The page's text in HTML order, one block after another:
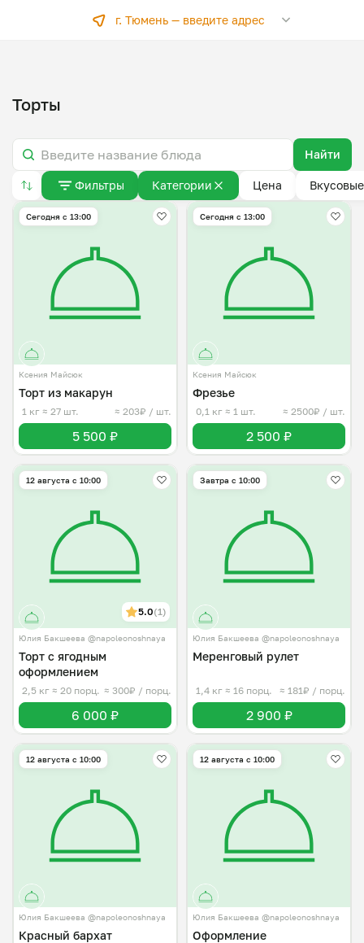
г. Тюмень — введите адрес
Торты
Найти
Фильтры Категории Цена
Сегодня с 13:00
Ксения Майсюк
Торт из макарун
1 кг ≈ 27 шт. ≈ 203₽ / шт.
5 500 ₽
Сегодня с 13:00
Ксения Майсюк
Фрезье
0,1 кг ≈ 1 шт. ≈ 2500₽ / шт.
2 500 ₽
12 августа с 10:00
5.0(1)
Юлия Бакшеева @napoleonoshnaya
Торт с ягодным
оформлением
2,5 кг ≈ 20 порц. ≈ 300₽ / порц.
6 000 ₽
Завтра c 10:00
Юлия Бакшеева @napoleonoshnaya
Меренговый рулет
1,4 кг ≈ 16 порц. ≈ 181₽ / порц.
2 900 ₽
12 августа с 10:00
Юлия Бакшеева @napoleonoshnaya
Красный бархат
12 августа с 10:00
Юлия Бакшеева @napoleonoshnaya
Оформление